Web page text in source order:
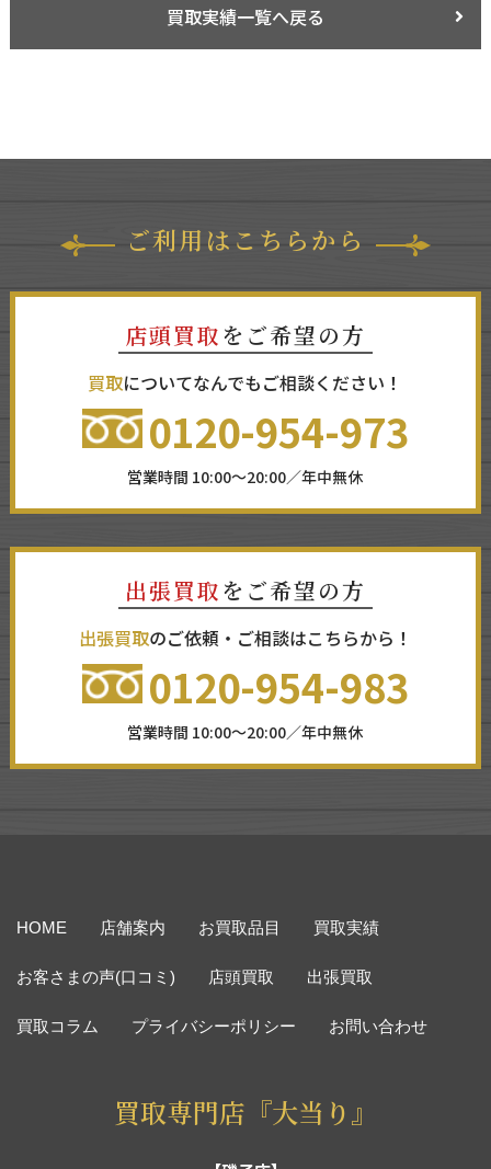
買取実績一覧へ戻る
ご利用はこちらから
店頭買取 をご希望の方
買取についてなんでもご相談ください！
0120-954-973
営業時間 10:00～20:00／年中無休
出張買取 をご希望の方
出張買取のご依頼・ご相談はこちらから！
0120-954-983
営業時間 10:00～20:00／年中無休
HOME 店舗案内 お買取品目 買取実績
お客さまの声(口コミ) 店頭買取 出張買取
買取コラム プライバシーポリシー お問い合わせ
買取専門店『大当り』